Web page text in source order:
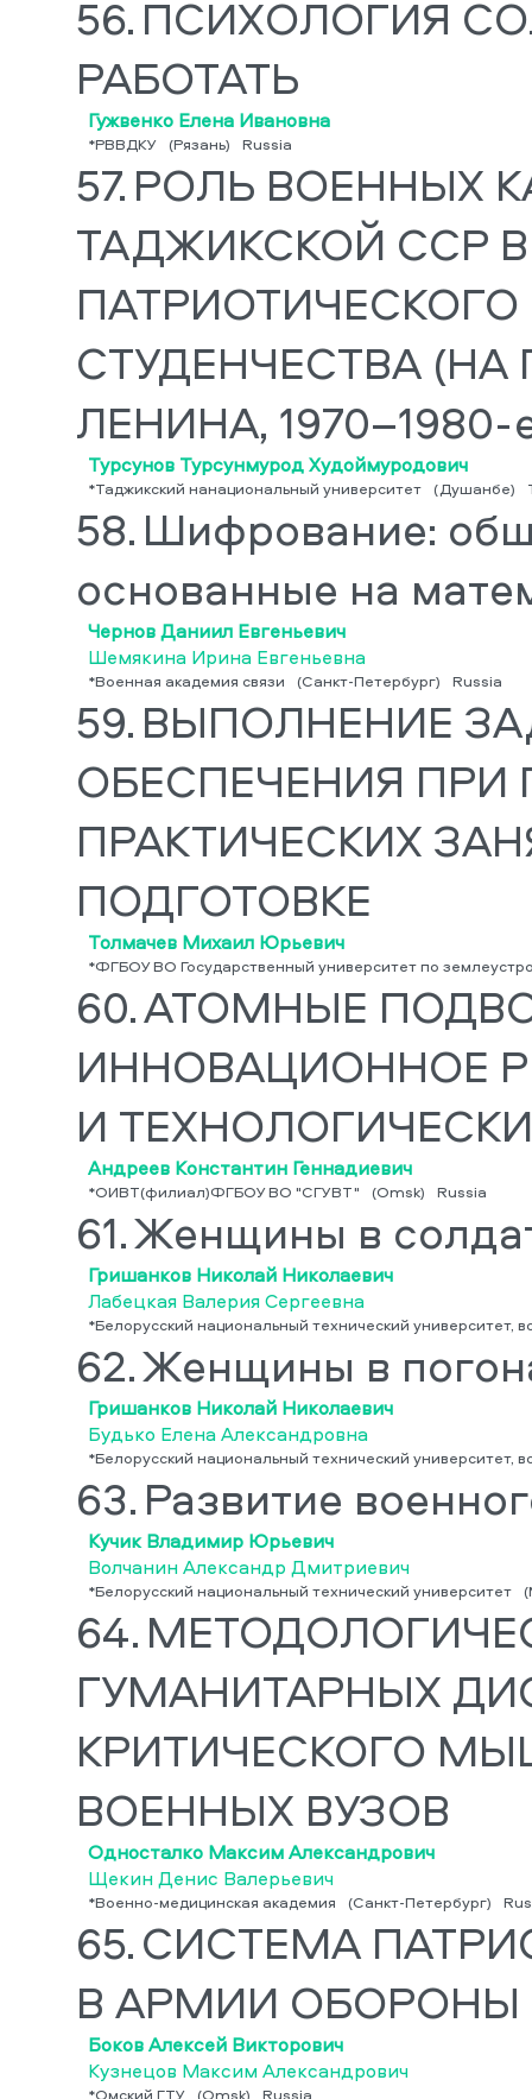
56. ПСИХОЛОГИЯ
РАБОТАТЬ
Гужвенко Елена Ивановна
*РВВДКУ (Рязань) Russia
57. РОЛЬ ВОЕННЫХ
ТАДЖИКСКОЙ ССР
СТУДЕНЧЕСТВА (НА
ЛЕНИНА, 1970–1980-
Турсунов Турсунмурод Худоймуродович
*Таджикский нанациональный университет (Душанбе)
58. Шифрование:
основанные на
Чернов Даниил Евгеньевич
Шемякина Ирина Евгеньевна
*Военная академия связи (Санкт-Петербург) Russia
59. ВЫПОЛНЕНИЕ
ОБЕСПЕЧЕНИЯ ПРИ
ПРАКТИЧЕСКИХ
ПОДГОТОВКЕ
Толмачев Михаил Юрьевич
*ФГБОУ ВО Государственный университет по
60.АТОМНЫЕ
ИННОВАЦИОННОЕ
И
Андреев Константин Геннадиевич
*ОИВТ(филиал)ФГБОУ ВО "СГУВТ" (Omsk) Russia
61.Женщины в
Гришанков Николай Николаевич
Лабецкая Валерия Сергеевна
*Белорусский национальный технический университет,
62.Женщины в
Гришанков Николай Николаевич
Будько Елена Александровна
*Белорусский национальный технический университет,
63. Развитие
Кучик Владимир Юрьевич
Волчанин Александр Дмитриевич
*Белорусский национальный технический университет
64.
ГУМАНИТАРНЫХ
КРИТИЧЕСКОГО
ВОЕННЫХ ВУЗОВ
Односталко Максим Александрович
Щекин Денис Валерьевич
*Военно-медицинская академия (Санкт-Петербург)
65.СИСТЕМА
В АРМИИ ОБОРОНЫ
Боков Алексей Викторович
Кузнецов Максим Александрович
*Омский ГТУ (Omsk) Russia